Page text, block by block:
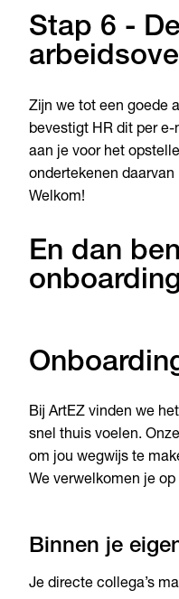
Stap 6 - De
Zijn we tot een goede
bevestigt HR dit per
aan je voor het
ondertekenen
Welkom!
En dan
Bij ArtEZ vinden we
snel thuis voelen.
om jou wegwijs te
We verwelkomen je
Binnen je
Je directe collega’s